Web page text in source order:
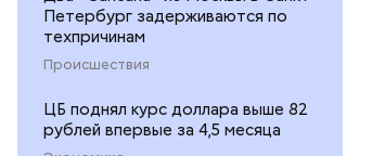
Петербург задерживаются по
техпричинам
Происшествия
ЦБ поднял курс доллара выше 82
рублей впервые за 4,5 месяца